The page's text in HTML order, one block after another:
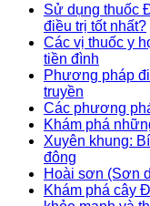
Sử dụng thuốc
điều trị tốt nhất?
Các vị thuốc y
tiền đình
Phương pháp
truyền
Các phương
Khám phá
Xuyên khung:
đông
Hoài sơn (Sơn
Khám phá cây